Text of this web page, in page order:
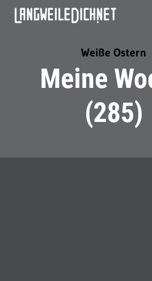
Weiße Ostern
Meine
(285)